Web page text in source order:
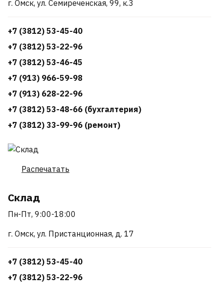
г. Омск, ул. Семиреченская, 99, к.3
+7 (3812) 53-45-40
+7 (3812) 53-22-96
+7 (3812) 53-46-45
+7 (913) 966-59-98
+7 (913) 628-22-96
+7 (3812) 53-48-66 (бухгалтерия)
+7 (3812) 33-99-96 (ремонт)
Распечатать
Склад
Пн-Пт, 9:00-18:00
г. Омск, ул. Пристанционная, д. 17
+7 (3812) 53-45-40
+7 (3812) 53-22-96